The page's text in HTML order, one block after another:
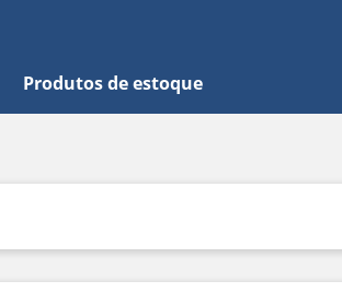
Produtos de estoque